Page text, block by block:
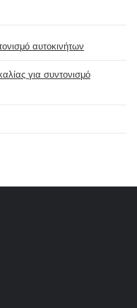
αυτοκινήτων
για συντονισμό